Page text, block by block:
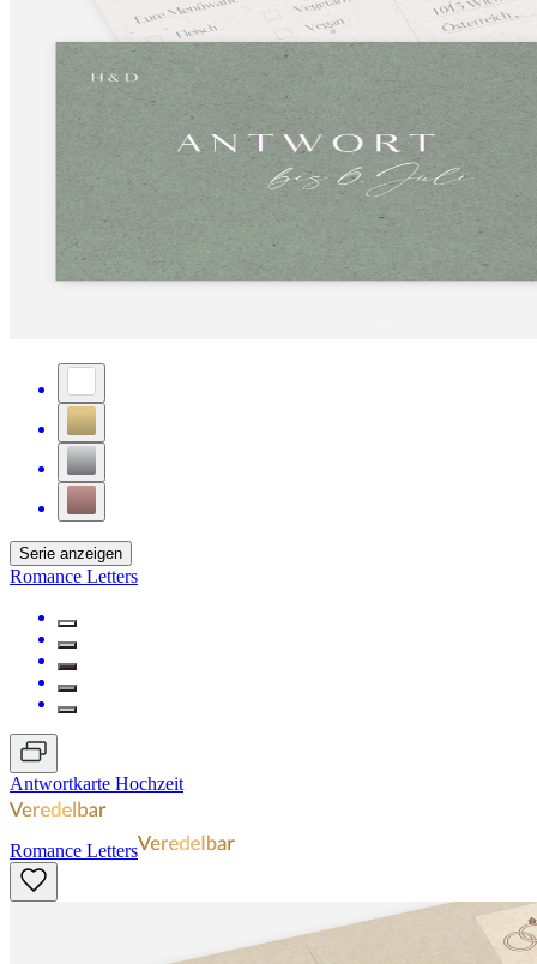
Serie anzeigen
Romance Letters
Antwortkarte Hochzeit
Romance Letters